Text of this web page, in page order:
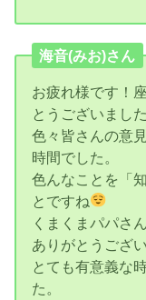
海音(みお)さん
お疲れ様です！
とうございました
色々皆さんの意
時間でした。
色んなことを「
とですね
くまくまパパさ
ありがとうござ
とても有意義な
た。